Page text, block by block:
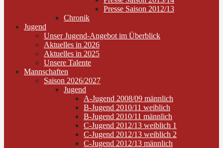
Presse Saison 2012/13
Chronik
Jugend
Unser Jugend-Angebot im Überblick
Aktuelles in 2026
Aktuelles in 2025
Unsere Talente
Mannschaften
Saison 2026/2027
Jugend
A-Jugend 2008/09 männlich
B-Jugend 2010/11 weiblich
B-Jugend 2010/11 männlich
C-Jugend 2012/13 weiblich 1
C-Jugend 2012/13 weiblich 2
C-Jugend 2012/13 männlich